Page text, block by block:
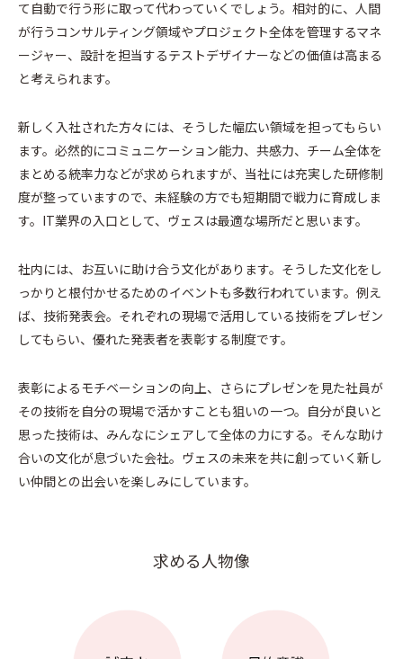
て自動で行う形に取って代わっていくでしょう。相対的に、人間
が行うコンサルティング領域やプロジェクト全体を管理するマネ
ージャー、設計を担当するテストデザイナーなどの価値は高まる
と考えられます。
新しく入社された方々には、そうした幅広い領域を担ってもらい
ます。必然的にコミュニケーション能力、共感力、チーム全体を
まとめる統率力などが求められますが、当社には充実した研修制
度が整っていますので、未経験の方でも短期間で戦力に育成しま
す。IT業界の入口として、ヴェスは最適な場所だと思います。
社内には、お互いに助け合う文化があります。そうした文化をし
っかりと根付かせるためのイベントも多数行われています。例え
ば、技術発表会。それぞれの現場で活用している技術をプレゼン
してもらい、優れた発表者を表彰する制度です。
表彰によるモチベーションの向上、さらにプレゼンを見た社員が
その技術を自分の現場で活かすことも狙いの一つ。自分が良いと
思った技術は、みんなにシェアして全体の力にする。そんな助け
合いの文化が息づいた会社。ヴェスの未来を共に創っていく新し
い仲間との出会いを楽しみにしています。
求める人物像